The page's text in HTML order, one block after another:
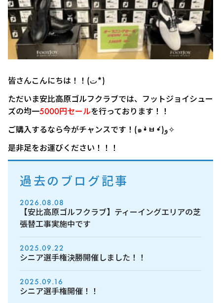
皆さんこんにちは！！‎(ت*)
ただいま安比高原ゴルフクラブでは、フットジョイシュー
ズの均一5000円セールを行っております！！
ご購入するなら今がチャンスです！(๑•̀ㅂ•́)و✧
是非足をお運びください！！！
過去のブログ記事
2026.08.08
【安比高原ゴルフクラブ】ティーイングエリアの芝
張替工事実施中です
2025.09.22
シニア選手権決勝開催しました！！
2025.09.16
シニア選手権開催！！